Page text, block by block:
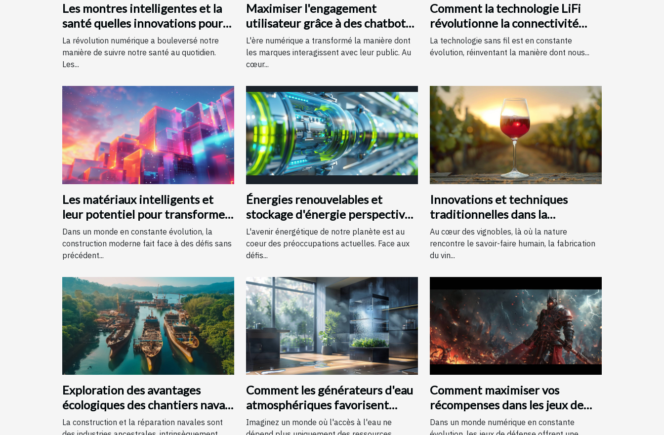
Les montres intelligentes et la
santé quelles innovations pour
le suivi quotidien
La révolution numérique a bouleversé notre
manière de suivre notre santé au quotidien.
Les...
Maximiser l'engagement
utilisateur grâce à des chatbots
IA sur des pages d'accueil
L'ère numérique a transformé la manière dont
les marques interagissent avec leur public. Au
cœur...
Comment la technologie LiFi
révolutionne la connectivité
internet
La technologie sans fil est en constante
évolution, réinventant la manière dont nous...
Les matériaux intelligents et
leur potentiel pour transformer
la construction moderne
Dans un monde en constante évolution, la
construction moderne fait face à des défis sans
précédent...
Énergies renouvelables et
stockage d'énergie perspectives
et technologies d'avenir
L'avenir énergétique de notre planète est au
coeur des préoccupations actuelles. Face aux
défis...
Innovations et techniques
traditionnelles dans la
fabrication du vin
Au cœur des vignobles, là où la nature
rencontre le savoir-faire humain, la fabrication
du vin...
Exploration des avantages
écologiques des chantiers navals
locaux
La construction et la réparation navales sont
Comment les générateurs d'eau
atmosphériques favorisent
l'autonomie en eau
Imaginez un monde où l'accès à l'eau ne
Comment maximiser vos
récompenses dans les jeux de
défense avec des codes
Dans un monde numérique en constante